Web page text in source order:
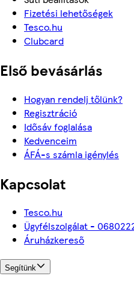
Fizetési lehetőségek
Tesco.hu
Clubcard
Első bevásárlás
Hogyan rendelj tőlünk?
Regisztráció
Idősáv foglalása
Kedvenceim
ÁFÁ-s számla igénylés
Kapcsolat
Tesco.hu
Ügyfélszolgálat -
Áruházkereső
Segítünk